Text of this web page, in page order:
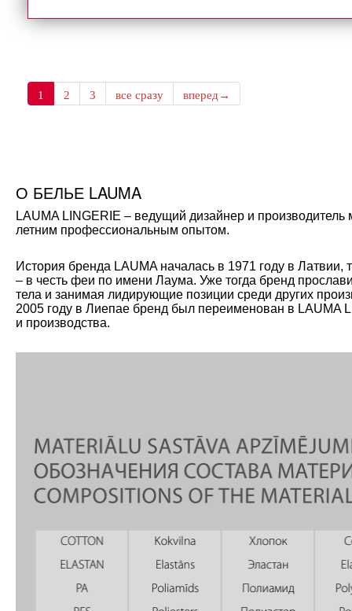
1 2 3 все сразу вперед→
О БЕЛЬЕ LAUMA
LAUMA LINGERIE – ведущий дизайнер и
летним профессиональным опытом.
История бренда LAUMA началась в 1971 году в
– в честь феи по имени Лаума. Уже тогда бренд
тела и занимая лидирующие позиции среди других
2005 году в Лиепае бренд был переименован в LAUMA
и производства.